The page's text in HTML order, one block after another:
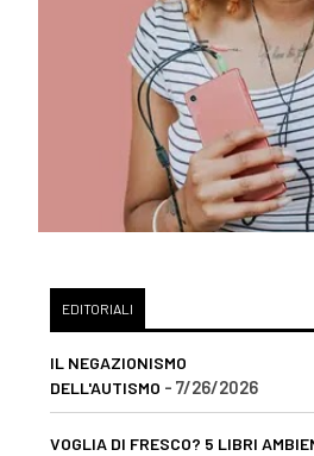
EDITORIALI
IL NEGAZIONISMO
DELL'AUTISMO - 7/26/2026
VOGLIA DI FRESCO? 5 LIBRI